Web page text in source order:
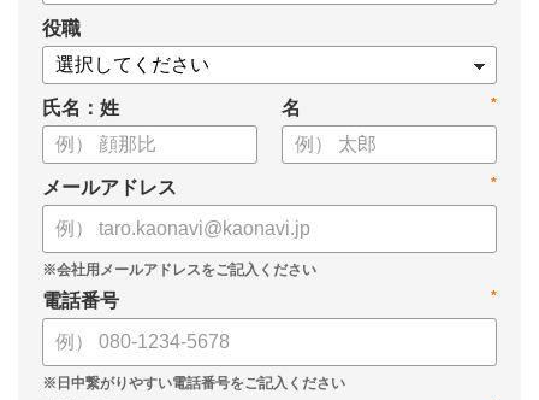
役職
氏名：姓 *
名
*
メールアドレス
*
電話番号